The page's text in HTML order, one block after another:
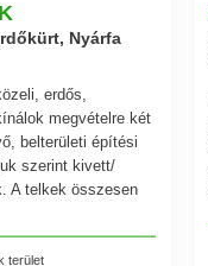
Nyárfa
erdős,
megvételre két
belterületi építési
szerint kivett/
A telkek összesen
terület